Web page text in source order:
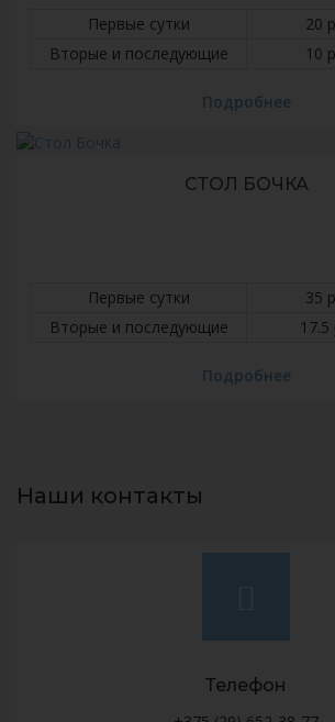
Первые сутки
20
Вторые и последующие
10
Подробнее
СТОЛ БОЧКА
Первые сутки
35
Вторые и последующие
17.5
Подробнее
Наши контакты
Телефон